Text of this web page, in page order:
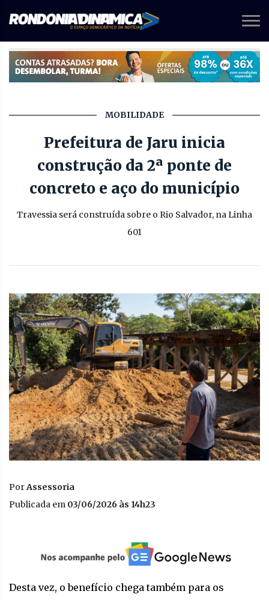
MOBILIDADE
Prefeitura de Jaru inicia
construção da 2ª ponte de
concreto e aço do município
Travessia será construída sobre o Rio Salvador, na Linha
601
PorAssessoria
Publicada em 03/06/2026 às 14h23
Desta vez, o benefício chega também para os